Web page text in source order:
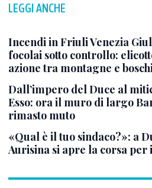
LEGGI ANCHE
Incendi in Friuli Venezia
focolai sotto controllo:
azione tra montagne e boschi
Dall’impero del Duce al
Esso: ora il muro di largo
rimasto muto
«Qual è il tuo sindaco?»: a
Aurisina si apre la corsa